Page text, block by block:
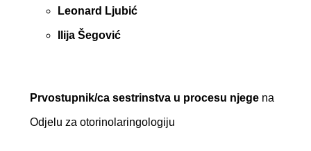
Leonard Ljubić
Ilija Šegović
Prvostupnik/ca sestrinstva u procesu njege na
Odjelu za otorinolaringologiju